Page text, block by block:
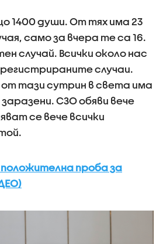
1400 души. От тях има 23
само за вчера те са 16.
случай. Всички около нас
случаи.
тази сутрин в света има
заразени. СЗО обяви вече
се вече всички
проба за